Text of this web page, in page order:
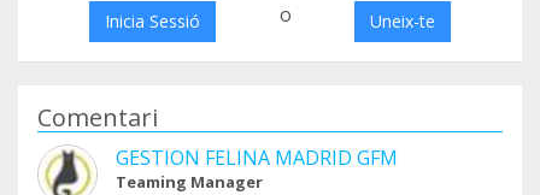
Inicia Sessió o Uneix-te
Comentari
GESTION FELINA MADRID GFM
Teaming Manager